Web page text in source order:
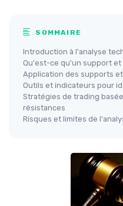
SOMMAIRE
Introduction à l'analyse
Qu'est-ce qu'un support et
Application des supports
Outils et indicateurs pour
Stratégies de trading
résistances
Risques et limites de